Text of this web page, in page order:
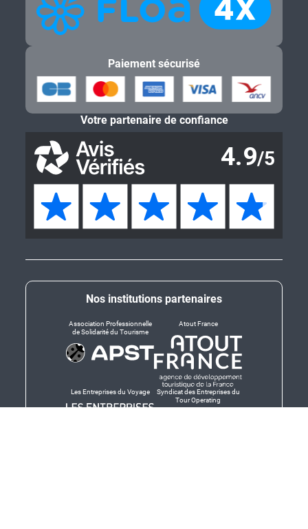
Nos institutions partenaires
Association Professionnelle
de Solidarité du Tourisme
Atout France
Les Entreprises du Voyage
Syndicat des Entreprises du
Tour Operating
Paiement sécurisé
Votre partenaire de confiance